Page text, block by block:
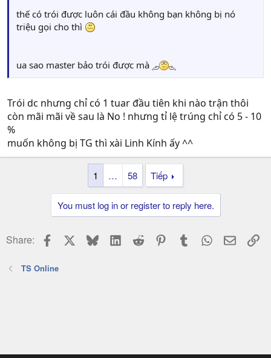
thế có trói được luôn cái đầu không bạn không bị nó
triệu gọi cho thì
ua sao master bảo trói được mà
Trói dc nhưng chỉ có 1 tuar đầu tiên khi nào trận thôi
còn mãi mãi về sau là No ! nhưng tỉ lệ trúng chỉ có 5 - 10
%
muốn không bị TG thì xài Linh Kính ấy ^^
1 … 58 Tiếp
You must log in or register to reply here.
Share: Facebook BlueskyLinkedIn
Reddit PinterestTumblr WhatsApp
Email
TS Online